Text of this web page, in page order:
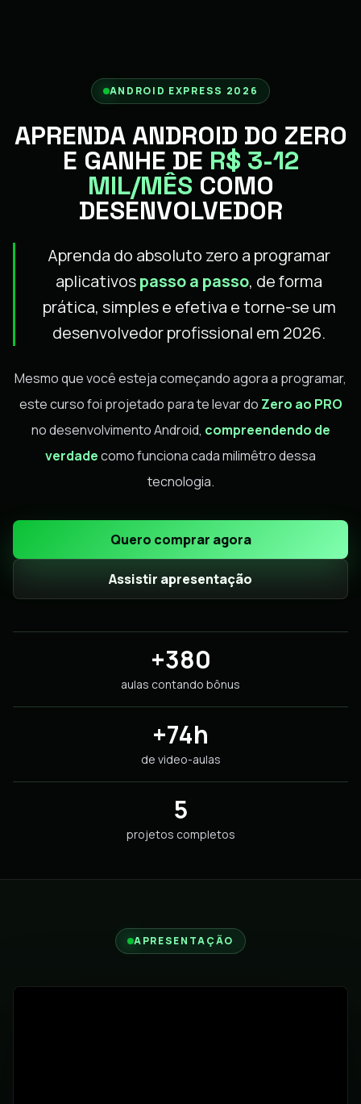
ANDROID EXPRESS 2026
APRENDA ANDROID DO ZERO
E GANHE DE R$ 3-12
MIL/MÊS COMO
DESENVOLVEDOR
Aprenda do absoluto zero a programar
aplicativospasso a passo, de forma
prática, simples e efetiva e torne-se um
desenvolvedor profissional em 2026.
Mesmo que você esteja começando agora a programar,
este curso foi projetado para te levar do Zero ao PRO
no desenvolvimento Android, compreendendo de
verdadecomo funciona cada milimêtro dessa
tecnologia.
Quero comprar agora
Assistir apresentação
+380
aulas contando bônus
+74h
de video-aulas
5
projetos completos
APRESENTAÇÃO